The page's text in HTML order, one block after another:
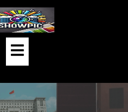
Open
Button